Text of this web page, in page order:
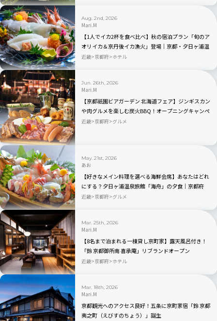
Aug. 2nd, 2026
Mari.M
【1人でイカ2杯を食べ比べ】秋の宿泊プラン「旬のア
オリイカ＆京丹後イカ漁火」登場｜京都・夕日ヶ浦温
泉 海舟
近畿 京都府 ホテル
Jun. 26th, 2026
Mari.M
【京都祇園ビアガーデン 北海道フェア】ジンギスカン
や肉グルメを楽しむ炭火BBQ！オープニングキャンペ
ーンもあり
近畿 京都府 グルメ
May. 21st, 2026
あお
【好きなメイン料理を選べる海鮮会席】あなたはどれ
にする？夕日ヶ浦温泉旅館「海舟」の夕食｜京都府
近畿 京都府 グルメ
Mar. 25th, 2026
Mari.M
【8名まで泊まれる一棟貸し京町家】露天風呂付き！
「鈴 京都御所南 喜承庵」リブランドオープン
近畿 京都府 ホテル
Mar. 18th, 2026
Mari.M
京都観光へのアクセス良好！五条に京町家宿「鈴 京都
夷之町（えびすのちょう）」誕生